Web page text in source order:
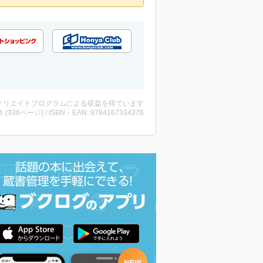
リエイトプログラムによる収益を得ています
(336ページ) / ISBN・EAN: 9784167334376